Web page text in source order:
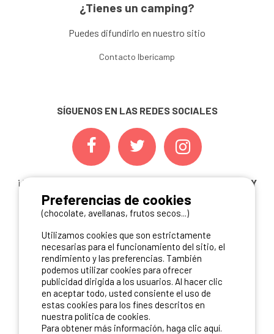
¿Tienes un camping?
Puedes difundirlo en nuestro sitio
Contacto Ibericamp
SÍGUENOS EN LAS REDES SOCIALES
¡ Y NO TE PIERDAS NUESTRAS
OFERTAS, CONCURSOS Y
NOVEDADESINSCRIBIÉNDOTE A NUESTRA
NEWSLETTER!
ME INSCRIBO
NUESTROS PARTNERS
Preferencias de cookies
(chocolate, avellanas, frutos secos...)
Utilizamos cookies que son estrictamente
necesarias para el funcionamiento del sitio, el
rendimiento y las preferencias. También
podemos utilizar cookies para ofrecer
publicidad dirigida a los usuarios. Al hacer clic
en aceptar todo, usted consiente el uso de
estas cookies para los fines descritos en
nuestra política de cookies.
Para obtener más información, haga clic aquí.